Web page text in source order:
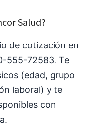
Salud?
de cotización en
555-72583. Te
(edad, grupo
laboral) y te
con